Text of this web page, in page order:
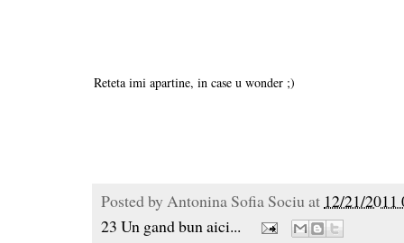
Reteta imi apartine, in case u wonder ;)
Posted by Antonina Sofia Sociu at 12/21/2011
23 Un gand bun aici...